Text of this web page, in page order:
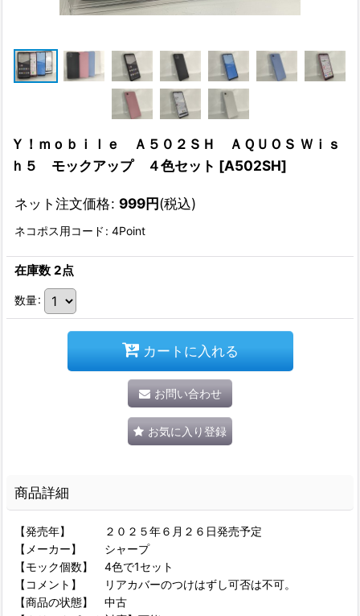
Ｙ！ｍｏｂｉｌｅ Ａ５０２ＳＨ ＡＱＵＯＳ Ｗｉｓ
ｈ５ モックアップ ４色セット [A502SH]
ネット注文価格: 999円(税込)
ネコポス用コード : 4Point
在庫数 2点
数量:
カートに入れる
お問い合わせ
お気に入り登録
商品詳細
【発売年】 ２０２５年６月２６日発売予定
【メーカー】 シャープ
【モック個数】 4色で1セット
【コメント】 リアカバーのつけはずし可否は不可。
【商品の状態】 中古